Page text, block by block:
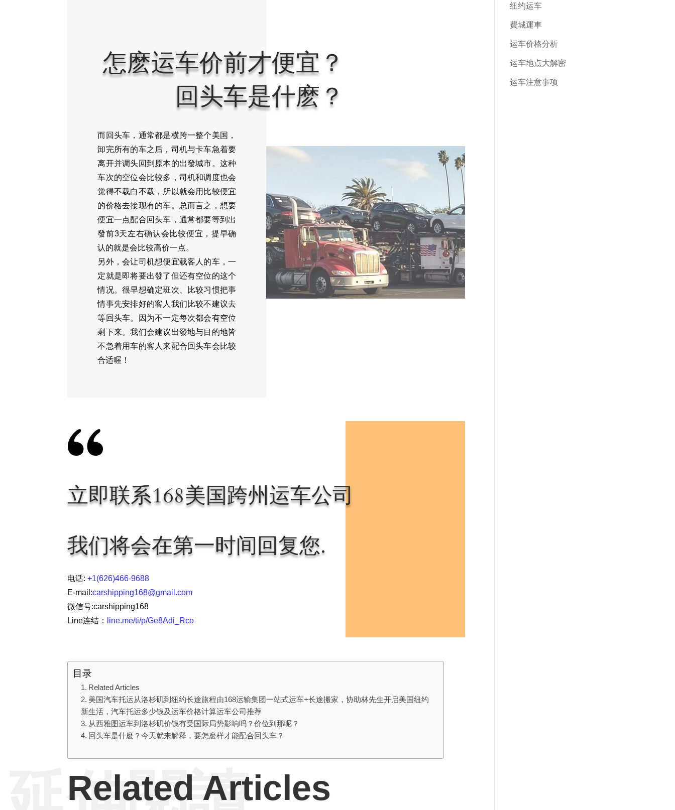
怎麽运车价前才便宜？
回头车是什麽？
而回头车，通常都是横跨一整个美国，
卸完所有的车之后，司机与卡车急着要
离开并调头回到原本的出發城市。这种
车次的空位会比较多，司机和调度也会
觉得不载白不载，所以就会用比较便宜
的价格去接现有的车。总而言之，想要
便宜一点配合回头车，通常都要等到出
發前3天左右确认会比较便宜，提早确
认的就是会比较高价一点。
另外，会让司机想便宜载客人的车，一
定就是即将要出發了但还有空位的这个
情况。很早想确定班次、比较习惯把事
情事先安排好的客人我们比较不建议去
等回头车。因为不一定每次都会有空位
剩下来。我们会建议出發地与目的地皆
不急着用车的客人来配合回头车会比较
合适喔！
立即联系168美国跨州运车公司
我们将会在第一时间回复您.
电话:+1(626)466-9688
E-mail:carshipping168@gmail.com
微信号:carshipping168
Line连结：
line.me/ti/p/Ge8Adi_Rco
目录
Related Articles
美国汽车托运从洛杉矶到纽约长途旅程由168运输集团一站式运车+长途搬家，协助林先生开启美国纽约
新生活，汽车托运多少钱及运车价格计算运车公司推荐
从西雅图运车到洛杉矶价钱有受国际局势影响吗？价位到那呢？
回头车是什麽？今天就来解释，要怎麽样才能配合回头车？
Related Articles
纽约运车
費城運車
运车价格分析
运车地点大解密
运车注意事项